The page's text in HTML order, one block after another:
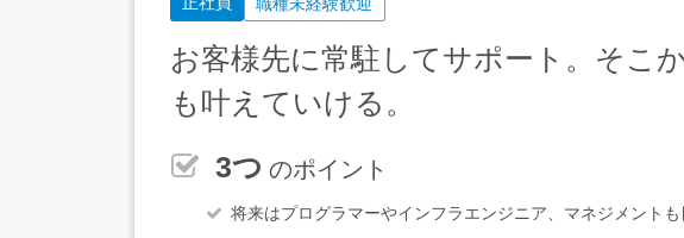
お客様先に常駐してサポート。そこ
も叶えていける。
3つ のポイント
将来はプログラマーやインフラエンジニア、マネジメントも